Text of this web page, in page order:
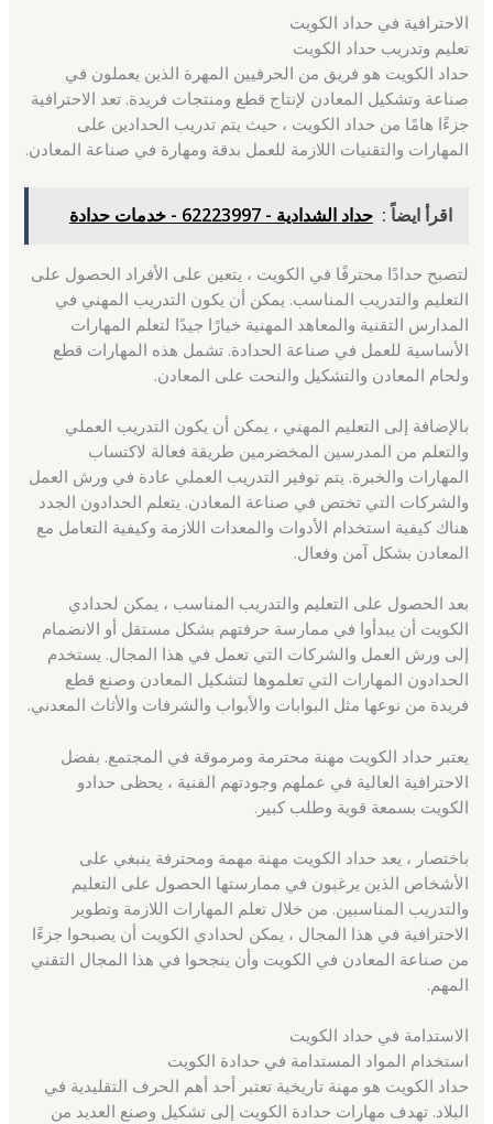
الاحترافية في حداد الكويت
تعليم وتدريب حداد الكويت
حداد الكويت هو فريق من الحرفيين المهرة الذين يعملون في
صناعة وتشكيل المعادن لإنتاج قطع ومنتجات فريدة. تعد الاحترافية
جزءًا هامًا من حداد الكويت ، حيث يتم تدريب الحدادين على
المهارات والتقنيات اللازمة للعمل بدقة ومهارة في صناعة المعادن.
اقرأ ايضاً : حداد الشدادية - 62223997 - خدمات حدادة
لتصبح حدادًا محترفًا في الكويت ، يتعين على الأفراد الحصول على
التعليم والتدريب المناسب. يمكن أن يكون التدريب المهني في
المدارس التقنية والمعاهد المهنية خيارًا جيدًا لتعلم المهارات
الأساسية للعمل في صناعة الحدادة. تشمل هذه المهارات قطع
ولحام المعادن والتشكيل والنحت على المعادن.
بالإضافة إلى التعليم المهني ، يمكن أن يكون التدريب العملي
والتعلم من المدرسين المخضرمين طريقة فعالة لاكتساب
المهارات والخبرة. يتم توفير التدريب العملي عادة في ورش العمل
والشركات التي تختص في صناعة المعادن. يتعلم الحدادون الجدد
هناك كيفية استخدام الأدوات والمعدات اللازمة وكيفية التعامل مع
المعادن بشكل آمن وفعال.
بعد الحصول على التعليم والتدريب المناسب ، يمكن لحدادي
الكويت أن يبدأوا في ممارسة حرفتهم بشكل مستقل أو الانضمام
إلى ورش العمل والشركات التي تعمل في هذا المجال. يستخدم
الحدادون المهارات التي تعلموها لتشكيل المعادن وصنع قطع
فريدة من نوعها مثل البوابات والأبواب والشرفات والأثاث المعدني.
يعتبر حداد الكويت مهنة محترمة ومرموقة في المجتمع. بفضل
الاحترافية العالية في عملهم وجودتهم الفنية ، يحظى حدادو
الكويت بسمعة قوية وطلب كبير.
باختصار ، يعد حداد الكويت مهنة مهمة ومحترفة ينبغي على
الأشخاص الذين يرغبون في ممارستها الحصول على التعليم
والتدريب المناسبين. من خلال تعلم المهارات اللازمة وتطوير
الاحترافية في هذا المجال ، يمكن لحدادي الكويت أن يصبحوا جزءًا
من صناعة المعادن في الكويت وأن ينجحوا في هذا المجال التقني
المهم.
الاستدامة في حداد الكويت
استخدام المواد المستدامة في حدادة الكويت
حداد الكويت هو مهنة تاريخية تعتبر أحد أهم الحرف التقليدية في
البلاد. تهدف مهارات حدادة الكويت إلى تشكيل وصنع العديد من